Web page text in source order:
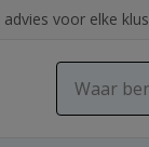
voor elke klus